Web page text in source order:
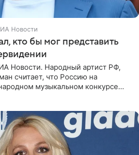
Новости
кто бы мог представить
Новости. Народный артист РФ,
считает, что Россию на
музыкальном конкурсе